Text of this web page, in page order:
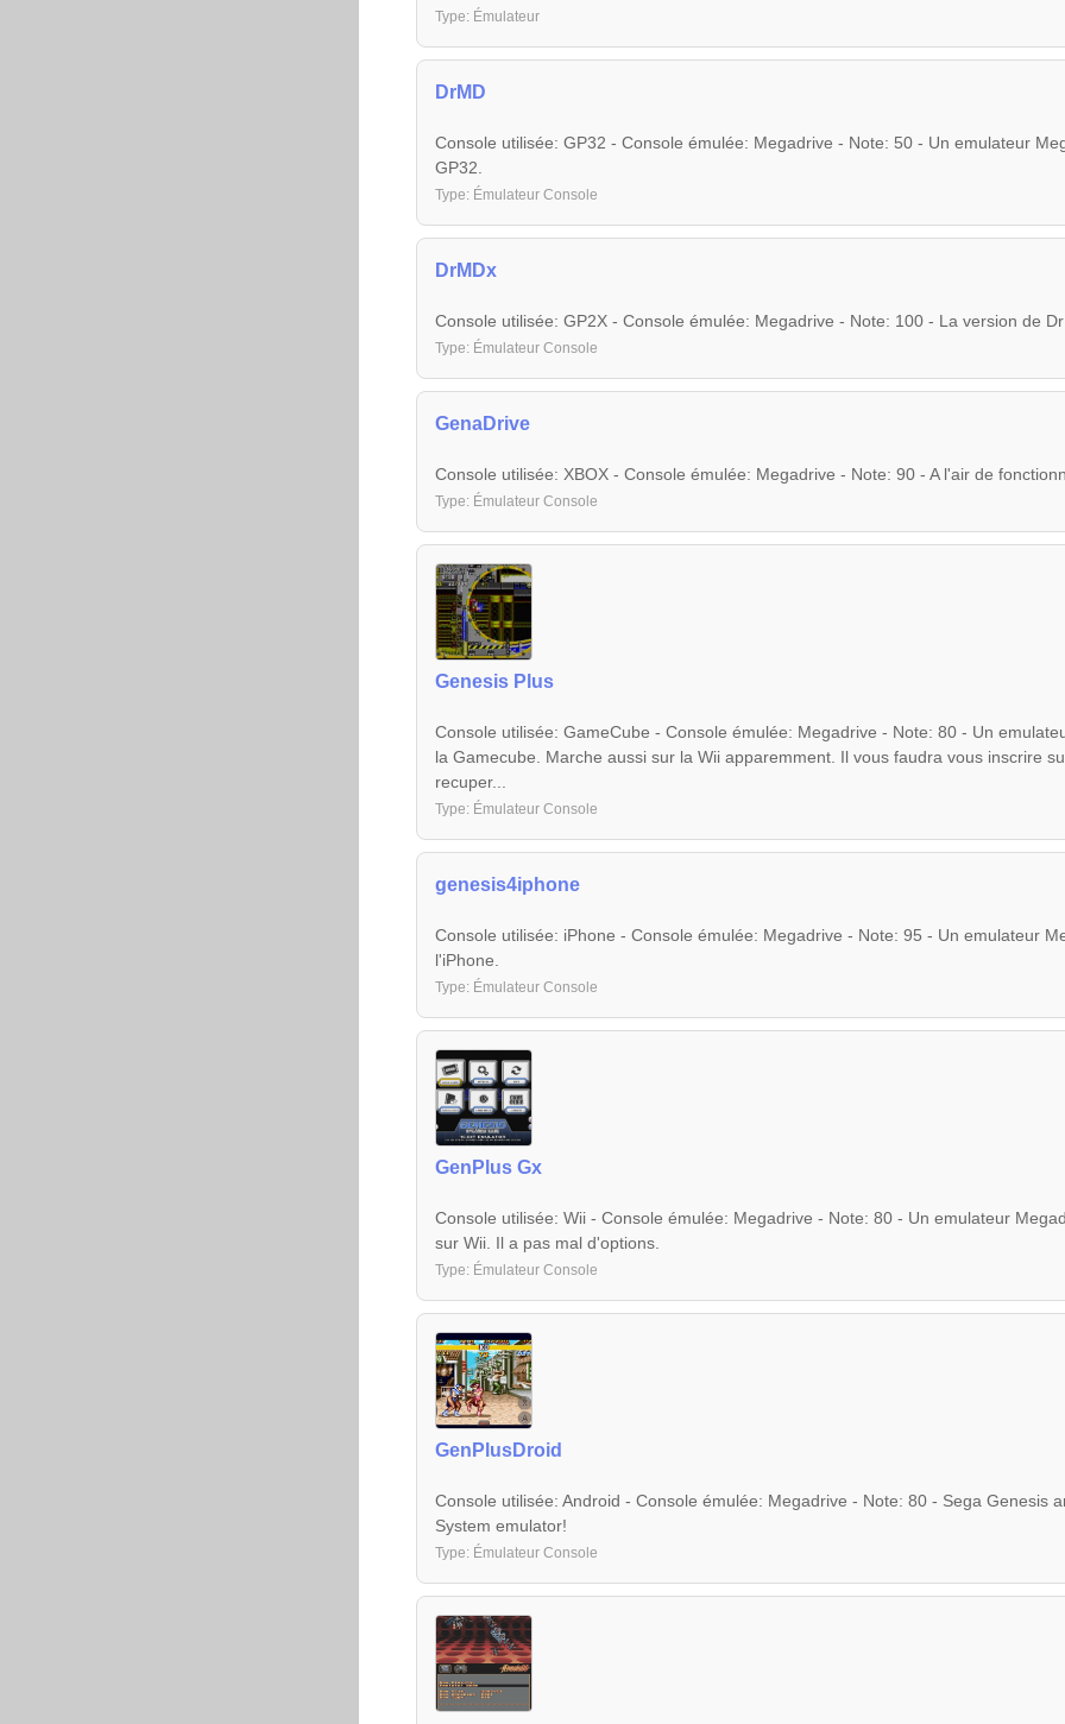
Type: Émulateur
DrMD
Console utilisée: GP32 - Console émulée: Megadrive - Note: 50 - Un emulateur
GP32.
Type: Émulateur Console
DrMDx
Console utilisée: GP2X - Console émulée: Megadrive - Note: 100 - La version de
Type: Émulateur Console
GenaDrive
Console utilisée: XBOX - Console émulée: Megadrive - Note: 90 - A l'air de
Type: Émulateur Console
Genesis Plus
Console utilisée: GameCube - Console émulée: Megadrive - Note: 80 - Un
la Gamecube. Marche aussi sur la Wii apparemment. Il vous faudra vous inscrire
recuper...
Type: Émulateur Console
genesis4iphone
Console utilisée: iPhone - Console émulée: Megadrive - Note: 95 - Un emulateur
l'iPhone.
Type: Émulateur Console
GenPlus Gx
Console utilisée: Wii - Console émulée: Megadrive - Note: 80 - Un emulateur
sur Wii. Il a pas mal d'options.
Type: Émulateur Console
GenPlusDroid
Console utilisée: Android - Console émulée: Megadrive - Note: 80 - Sega Genesis
System emulator!
Type: Émulateur Console